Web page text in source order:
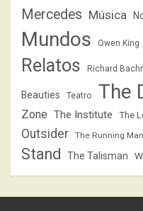
Mercedes Música
Mundos
Owen King
Relatos Richard
Beauties Teatro The
Zone The Institute The
Outsider
The Running Man
Stand
The Talisman